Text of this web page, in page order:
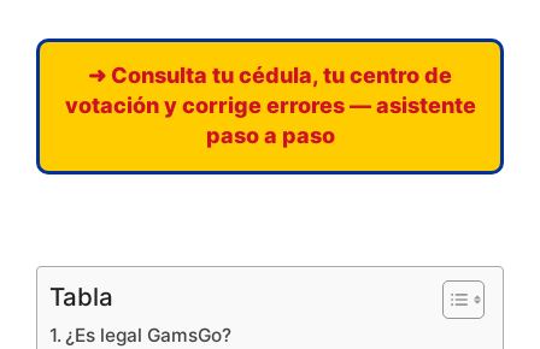
➜ Consulta tu cédula, tu centro de
votación y corrige errores — asistente
paso a paso
Tabla
¿Es legal GamsGo?